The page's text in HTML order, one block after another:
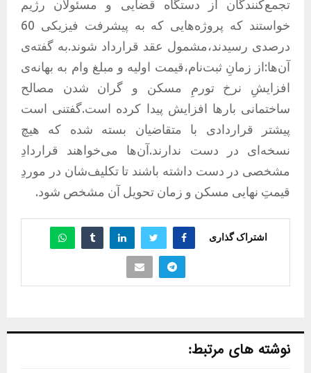
تجمع‌کنندگان از دستگاه قضایی و مسئولان رژیم
خواستند که پروژه‌هایی که به پیشرفت فیزیکی 60
درصدی رسیدند،مشمول عقد قرارداد شوند.به گفته‌ی
آن‌ها:از زمانِ ثبت‌نام،قیمت اولیه و مبلغ وام به بهانه‌ی
افزایشِ نرخ تورمِ مسکن و گران شدن مصالح
ساختمانی بارها افزایش پیدا کرده است.گفتنی است
پیشتر قراردادی با متقاضیان بسته شده که هیچ
نسخه‌ای در دست ندارند.آن‌ها می‌خواهند قراردادِ
مشخصی در دست داشته باشند تا تکلیف‌شان در موردِ
قیمتِ نهایی مسکن و زمان تحویل آن مشخص شود.
اشتراک گذاری
نوشته های مرتبط: